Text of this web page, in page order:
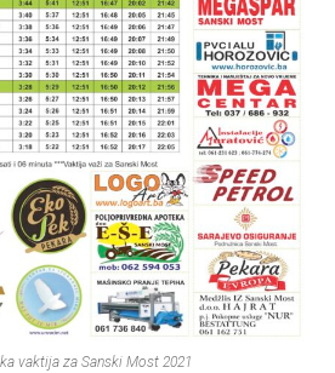
vaktija za Sanski Most 2021